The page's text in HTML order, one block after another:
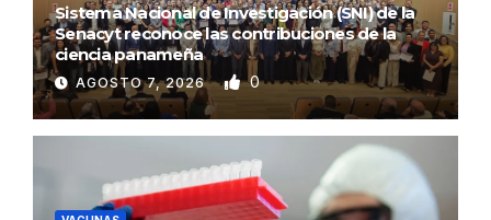
Sistema Nacional de Investigación (SNI) de la
Senacyt reconoce las contribuciones de la
ciencia panameña
AGOSTO 7, 2026 0